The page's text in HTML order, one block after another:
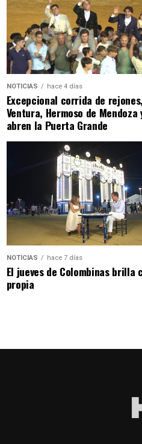
NOTICIAS hace 4 días
Excepcional corrida de rejones,
Ventura, Hermoso de Mendoza
abren la Puerta Grande
NOTICIAS hace 7 días
El jueves de Colombinas brilla
propia